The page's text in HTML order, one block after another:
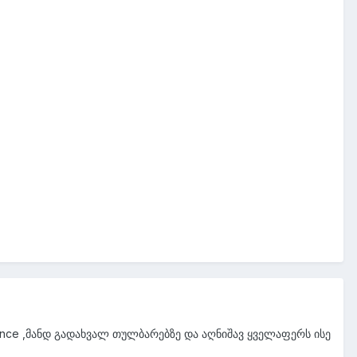
,მანდ გადახვალ თულბარებზე და აღნიშავ ყველაფერს ისე